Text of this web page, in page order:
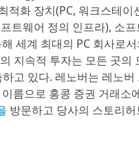
적화 장치(PC, 워크스테
트웨어 정의 인프라), 소
세계 최대의 PC 회사로
지속적 투자는 모든 곳의
고 있다. 레노버는 레노
름으로 홍콩 증권 거래소
방문하고 당사의 스토리